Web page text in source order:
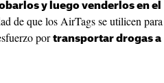
y luego venderlos en el
de que los AirTags se utilicen para
portransportar drogas a